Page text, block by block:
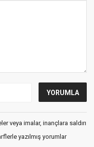
veya imalar, inançlara saldırı
yazılmış yorumlar